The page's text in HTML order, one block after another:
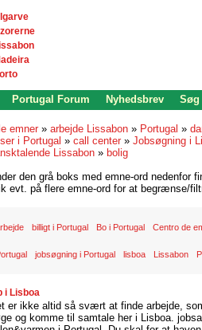
Portugal Forum Nyhedsbrev Søg
emner » arbejde Lissabon » Portugal »
i Portugal » call center » Jobsøgning i
Lissabon » bolig
den grå boks med emne-ord nedenfor
evt. på flere emne-ord for at begrænse/
billigt i Portugal Bo i Portugal Centro de
jobsøgning i Portugal lisboa Lissabon
i Lisboa
er ikke altid så svært at finde arbejde,
og komme til samtale her i Lisboa.